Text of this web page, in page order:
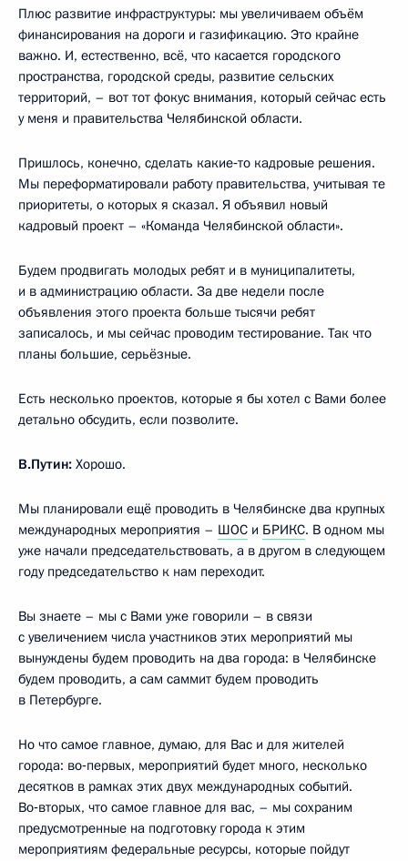
Плюс развитие инфраструктуры: мы увеличиваем объём
финансирования на дороги и газификацию. Это крайне
важно. И, естественно, всё, что касается городского
пространства, городской среды, развитие сельских
территорий, – вот тот фокус внимания, который сейчас есть
у меня и правительства Челябинской области.
Пришлось, конечно, сделать какие‑то кадровые решения.
Мы переформатировали работу правительства, учитывая те
приоритеты, о которых я сказал. Я объявил новый
кадровый проект – «Команда Челябинской области».
Будем продвигать молодых ребят и в муниципалитеты,
и в администрацию области. За две недели после
объявления этого проекта больше тысячи ребят
записалось, и мы сейчас проводим тестирование. Так что
планы большие, серьёзные.
Есть несколько проектов, которые я бы хотел с Вами более
детально обсудить, если позволите.
В.Путин: Хорошо.
Мы планировали ещё проводить в Челябинске два крупных
международных мероприятия – ШОС и БРИКС. В одном мы
уже начали председательствовать, а в другом в следующем
году председательство к нам переходит.
Вы знаете – мы с Вами уже говорили – в связи
с увеличением числа участников этих мероприятий мы
вынуждены будем проводить на два города: в Челябинске
будем проводить, а сам саммит будем проводить
в Петербурге.
Но что самое главное, думаю, для Вас и для жителей
города: во‑первых, мероприятий будет много, несколько
десятков в рамках этих двух международных событий.
Во‑вторых, что самое главное для вас, – мы сохраним
предусмотренные на подготовку города к этим
мероприятиям федеральные ресурсы, которые пойдут